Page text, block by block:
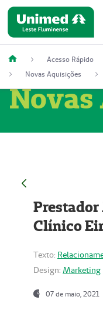
Acesso Rápido
Novas Aquisições
Clínico
Texto:
Design: Marketing
07 de maio, 2021